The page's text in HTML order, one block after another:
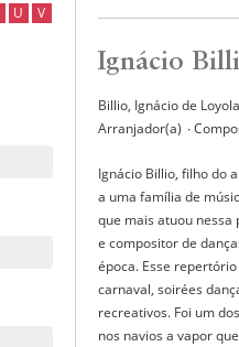
U
V
Ignácio
Billio, Ignácio de
Arranjador(a) ∙
Ignácio Billio, filho do
a uma família de
que mais atuou
e compositor de
época. Esse
carnaval, soirées
recreativos. Foi um
nos navios a vapor